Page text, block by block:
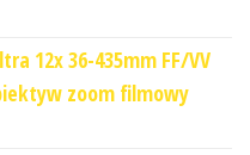
12x 36-435mm FF/VV
zoom filmowy